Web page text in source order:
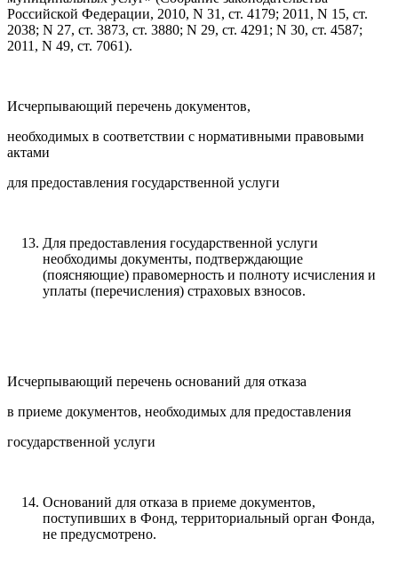
Российской Федерации, 2010, N 31, ст. 4179; 2011, N 15, ст.
2038; N 27, ст. 3873, ст. 3880; N 29, ст. 4291; N 30, ст. 4587;
2011, N 49, ст. 7061).
Исчерпывающий перечень документов,
необходимых в соответствии с нормативными правовыми
актами
для предоставления государственной услуги
Для предоставления государственной услуги
необходимы документы, подтверждающие
(поясняющие) правомерность и полноту исчисления и
уплаты (перечисления) страховых взносов.
Исчерпывающий перечень оснований для отказа
в приеме документов, необходимых для предоставления
государственной услуги
Оснований для отказа в приеме документов,
поступивших в Фонд, территориальный орган Фонда,
не предусмотрено.